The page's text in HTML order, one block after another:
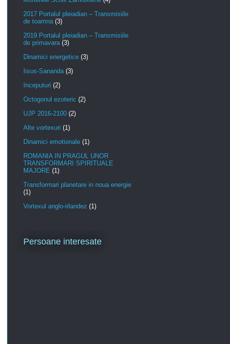
2017 Portalul pleiadian – Transmisiile
de toamna (3)
2019 Portalul pleiadian – Transmisiile
de primavara (3)
Dinamici energetice (3)
Iisus-Sananda (3)
Inceputuri (2)
Octogonul ezoteric (2)
UJP 2016-2100 (2)
Alte vortexuri (1)
Dinamici emotionale (1)
ROMANIA IN PRAGUL UNOR
TRANSFORMARI SPIRITUALE
MAJORE (1)
Transformari planetare in noua energie
(1)
Vortexul anglo-irlandez (1)
Persoane interesate